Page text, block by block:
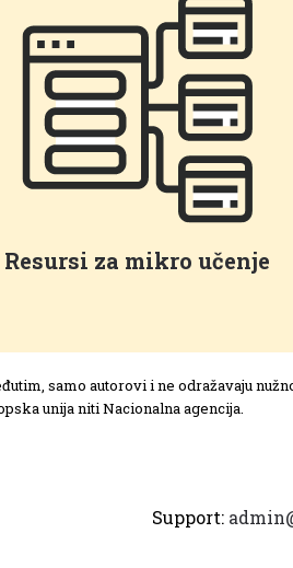
Resursi za mikro učenje
samo autorovi i ne odražavaju
unija niti Nacionalna agencija.
Support: